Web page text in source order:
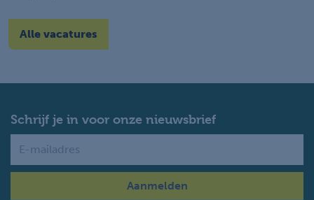
Alle vacatures
Schrijf je in voor onze nieuwsbrief